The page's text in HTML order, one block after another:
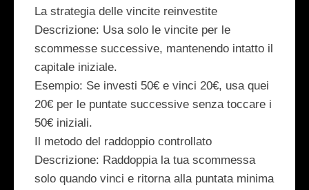
La strategia delle vincite reinvestite
Descrizione: Usa solo le vincite per le
scommesse successive, mantenendo intatto il
capitale iniziale.
Esempio: Se investi 50€ e vinci 20€, usa quei
20€ per le puntate successive senza toccare i
50€ iniziali.
Il metodo del raddoppio controllato
Descrizione: Raddoppia la tua scommessa
solo quando vinci e ritorna alla puntata minima